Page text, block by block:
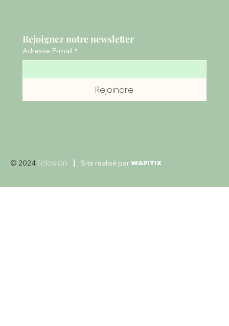
Rejoignez notre newsletter
Adresse E-mail *
Rejoindre
© 2024 Eclosion Site réalisé par